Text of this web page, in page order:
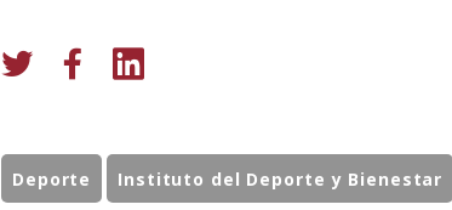
Deporte Instituto del Deporte y Bienestar